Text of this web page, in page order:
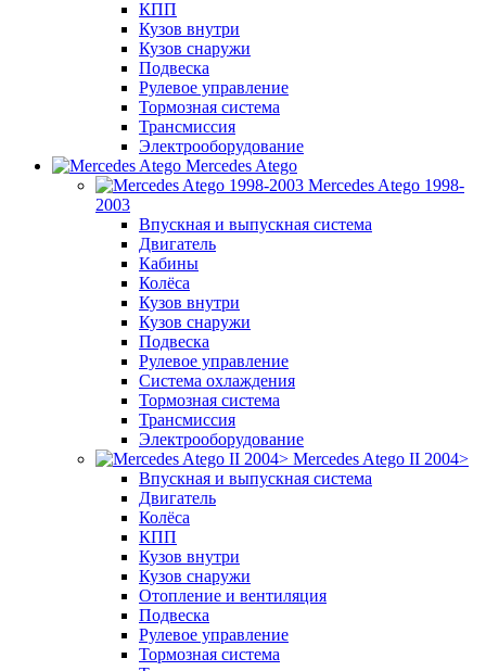
КПП
Кузов внутри
Кузов снаружи
Подвеска
Рулевое управление
Тормозная система
Трансмиссия
Электрооборудование
Mercedes Atego
Mercedes Atego 1998-
2003
Впускная и выпускная система
Двигатель
Кабины
Колёса
Кузов внутри
Кузов снаружи
Подвеска
Рулевое управление
Система охлаждения
Тормозная система
Трансмиссия
Электрооборудование
Mercedes Atego II 2004>
Впускная и выпускная система
Двигатель
Колёса
КПП
Кузов внутри
Кузов снаружи
Отопление и вентиляция
Подвеска
Рулевое управление
Тормозная система